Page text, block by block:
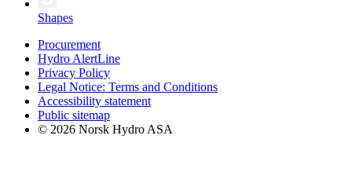
Shapes
Procurement
Hydro AlertLine
Privacy Policy
Legal Notice: Terms and Conditions
Accessibility statement
Public sitemap
© 2026 Norsk Hydro ASA